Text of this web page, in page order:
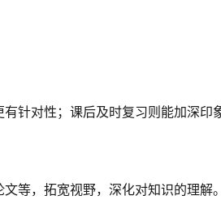
针对性；课后及时复习则能加深印
等，拓宽视野，深化对知识的理解。